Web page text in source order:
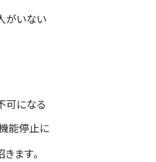
がいない
可になる
能停止に
ます。